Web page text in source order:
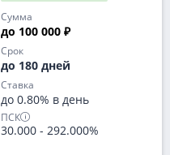
Сумма
до 100 000 ₽
Срок
до 180 дней
Ставка
до 0.80% в день
ПСК
30.000 - 292.000%